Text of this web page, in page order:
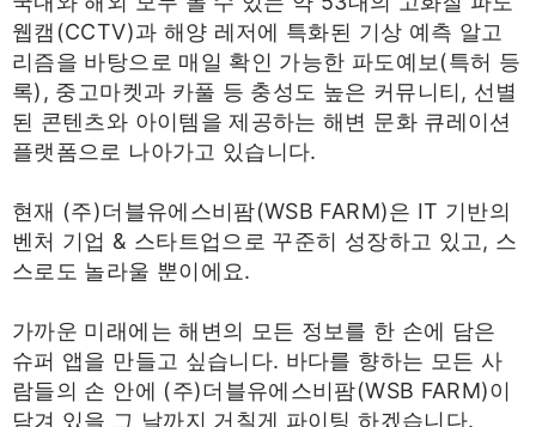
웹캠(CCTV)과 해양 레저에 특화된 기상 예측 알고
리즘을 바탕으로 매일 확인 가능한 파도예보(특허 등
록), 중고마켓과 카풀 등 충성도 높은 커뮤니티, 선별
된 콘텐츠와 아이템을 제공하는 해변 문화 큐레이션
플랫폼으로 나아가고 있습니다.
현재 (주)더블유에스비팜(WSB FARM)은 IT 기반의
벤처 기업 & 스타트업으로 꾸준히 성장하고 있고, 스
스로도 놀라울 뿐이에요.
가까운 미래에는 해변의 모든 정보를 한 손에 담은
슈퍼 앱을 만들고 싶습니다. 바다를 향하는 모든 사
람들의 손 안에 (주)더블유에스비팜(WSB FARM)이
담겨 있을 그 날까지 거칠게 파이팅 하겠습니다.